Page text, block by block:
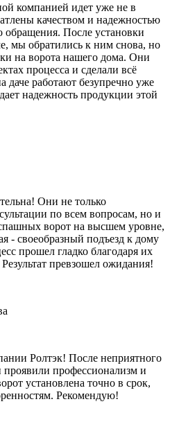
компанией идет уже не в
качеством и надежностью
обращения. После установки
мы обратились к ним снова, но
на ворота нашего дома. Они
процесса и сделали всё
даче работают безупречно уже
надежность продукции этой
Они не только
по всем вопросам, но и
ворот на высшем уровне,
- своеобразный подъезд к дому
прошел гладко благодаря их
превзошел ожидания!
Ролтэк! После неприятного
профессионализм и
установлена точно в срок,
Рекомендую!